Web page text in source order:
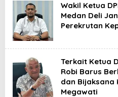
Wakil Ketua
Medan Deli
Perekrutan
Terkait Ketua
Robi Barus
dan Bijaksana
Megawati